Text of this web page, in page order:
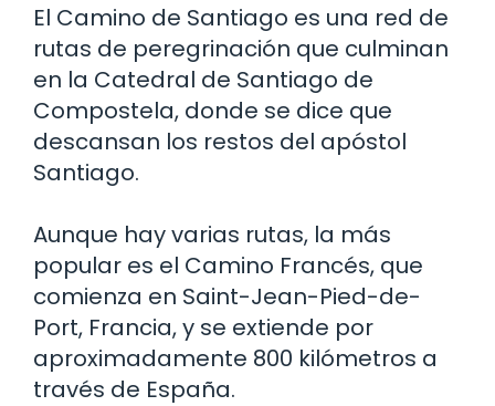
El Camino de Santiago es una red de
rutas de peregrinación que culminan
en la Catedral de Santiago de
Compostela, donde se dice que
descansan los restos del apóstol
Santiago.
Aunque hay varias rutas, la más
popular es el Camino Francés, que
comienza en Saint-Jean-Pied-de-
Port, Francia, y se extiende por
aproximadamente 800 kilómetros a
través de España.